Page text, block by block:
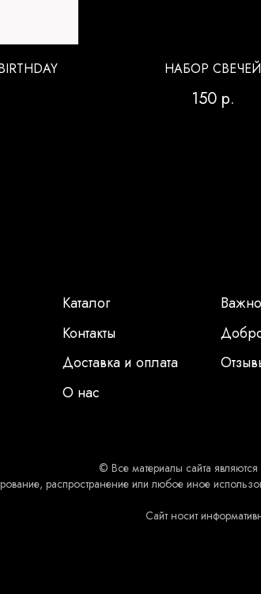
НАБОР СВЕЧЕЙ
150 р.
Каталог
Контакты
Доставка и оплата
О нас
Важно
© Все материалы сайта
распространение или любое иное
Сайт носит